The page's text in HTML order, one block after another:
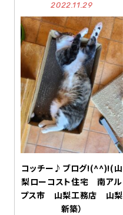
2022.11.29
コッチー♪ブログ!(^^)!(山
梨ローコスト住宅 南アル
プス市 山梨工務店 山梨
新築）